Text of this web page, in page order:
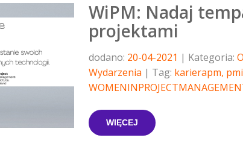
WiPM: Nadaj
projektami
dodano: 20-04-2021 Kategoria:
Wydarzenia
Tag: karierapm,
WIĘCEJ